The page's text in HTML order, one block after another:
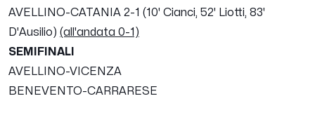
AVELLINO-CATANIA 2-1 (10' Cianci, 52' Liotti, 83'
D'Ausilio) (all'andata 0-1)
SEMIFINALI
AVELLINO-VICENZA
BENEVENTO-CARRARESE